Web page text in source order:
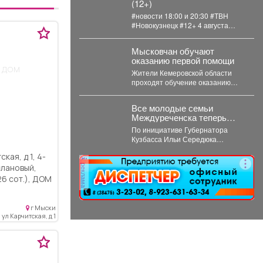
д 1, 4-
сот.), ДОМ
удoбный.
весной не
уже
г Мыски
ул Карчитская, д 1
(12+)
#новости 18:00 и 20:30 #ТВН
#Новокузнецк #12+ 4 августа
Мысковчан обучают
оказанию первой помощи
Жители Кемеровской области
проходят обучение оказанию
Все молодые семьи
Междуреченска теперь
могут бесплатно
пользоваться предметами
первой необходимости для
новорождённых.
По инициативе Губернатора
Кузбасса Ильи Середюка
меры поддержки расширен.
Подробности далее.
реклама